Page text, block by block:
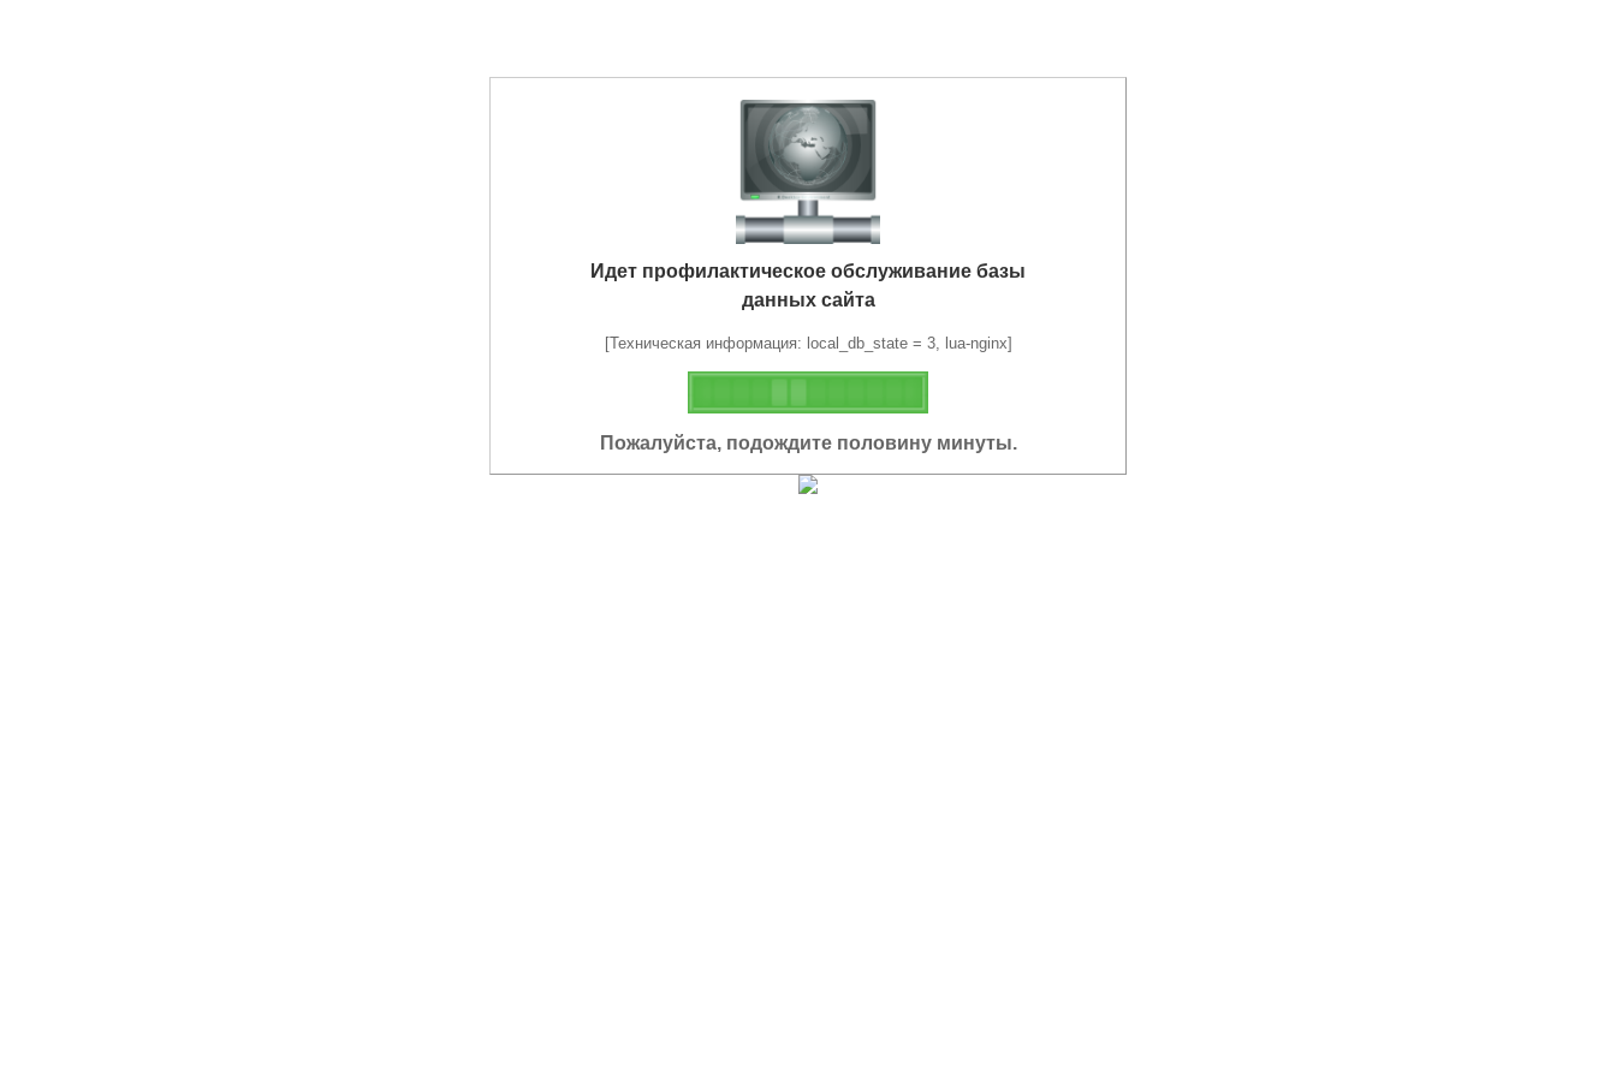
Идет профилактическое обслуживание базы
данных сайта
[Техническая информация: local_db_state = 3, lua-nginx]
Пожалуйста, подождите половину минуты.